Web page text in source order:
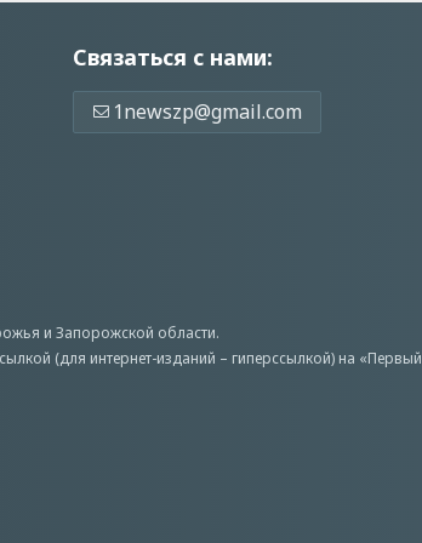
Связаться с нами:
1newszp@gmail.com
и Запорожской области.
(для интернет-изданий – гиперссылкой) на «Первый